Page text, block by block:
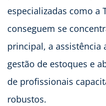
especializadas como a
conseguem se
principal, a assistência
gestão de estoques e
de profissionais
robustos.